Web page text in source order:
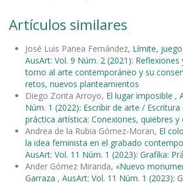
Artículos similares
José Luis Panea Fernández, Límite,
AusArt: Vol. 9 Núm. 2 (2021): Reflexiones
torno al arte contemporáneo y su
retos, nuevos planteamientos
Diego Zorita Arroyo, El lugar imposible ,
Núm. 1 (2022): Escribir de arte / Escritura
práctica artística: Conexiones, quiebres
Andrea de la Rubia Gómez-Moran, El
la idea feminista en el grabado
AusArt: Vol. 11 Núm. 1 (2023): Grafika:
Ander Gómez Miranda, «Nuevo
Garraza , AusArt: Vol. 11 Núm. 1 (2023):